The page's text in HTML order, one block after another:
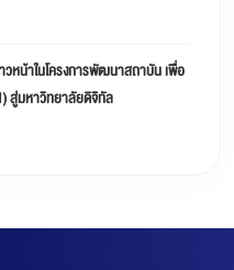
หน้าในโครงการพัฒนาสถาบัน เพื่อ
สู่มหาวิทยาลัยดิจิทัล